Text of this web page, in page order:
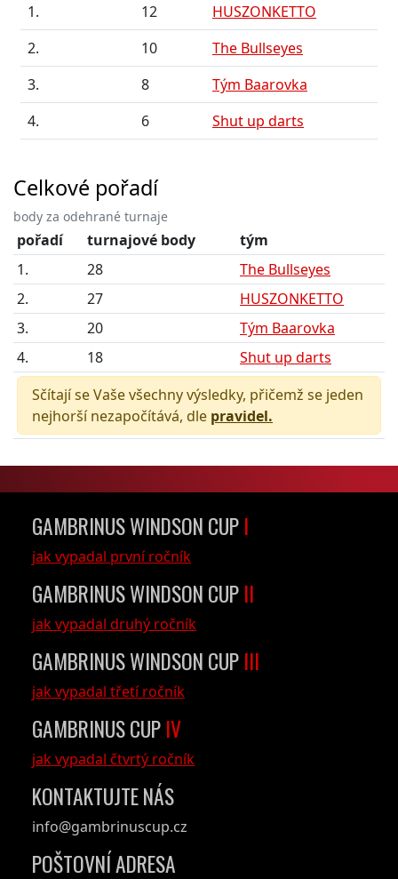
1.
12
HUSZONKETTO
2.
10
The Bullseyes
3.
8
Tým Baarovka
4.
6 Shut up darts
Celkové pořadí
body za odehrané turnaje
pořadí turnajové body
tým
1.
28
The Bullseyes
2.
27
HUSZONKETTO
3.
20
Tým Baarovka
4.
18
Shut up darts
Sčítají se Vaše všechny výsledky, přičemž se jeden
nejhorší nezapočítává, dle pravidel.
GAMBRINUS WINDSON CUP I
jak vypadal první ročník
GAMBRINUS WINDSON CUP II
jak vypadal druhý ročník
GAMBRINUS WINDSON CUP III
jak vypadal třetí ročník
GAMBRINUS CUP IV
jak vypadal čtvrtý ročník
KONTAKTUJTE NÁS
info@gambrinuscup.cz
POŠTOVNÍ ADRESA